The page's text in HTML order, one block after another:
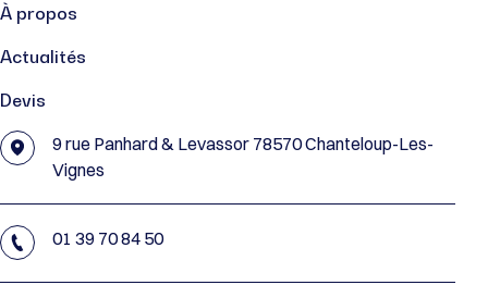
À propos
Actualités
Devis
9 rue Panhard & Levassor 78570 Chanteloup-Les-
Vignes
01 39 70 84 50